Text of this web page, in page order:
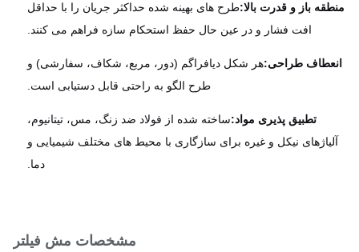
باز و قدرت بالا:طرح های بهینه شده حداکثر جریان را با حداقل
افت فشار و در عین حال حفظ استحکام سازه فراهم می کنند.
طراحی: هر شکل دیافراگم (دور، مربع، شکاف، سفارشی) و
طرح الگو به راحتی قابل دستیابی است.
تطبیق پذیری مواد: ساخته شده از فولاد ضد زنگ، مس، تیتانیوم،
نیکل و غیره برای سازگاری با محیط های مختلف شیمیایی و
مشخصات مش فیلتر